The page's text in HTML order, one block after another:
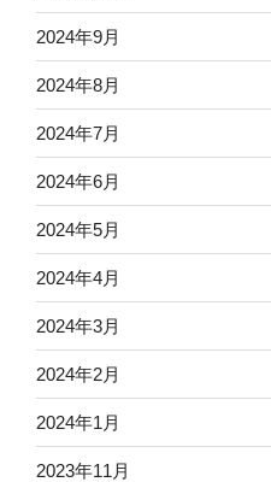
2024年9月
2024年8月
2024年7月
2024年6月
2024年5月
2024年4月
2024年3月
2024年2月
2024年1月
2023年11月